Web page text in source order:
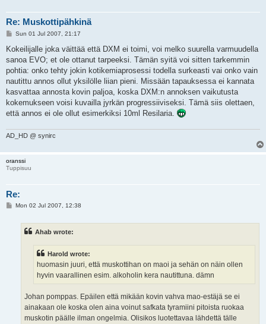
Re: Muskottipähkinä
P
s
Sun 01 Jul 2007, 21:17
Kokeilijalle joka väittää että DXM ei toimi, voi melko suurella varmuudella
sanoa EVO; et ole ottanut tarpeeksi. Tämän syitä voi sitten tarkemmin
pohtia: onko tehty jokin kotikemiaprosessi todella surkeasti vai onko vain
nautittu annos ollut yksilölle liian pieni. Missään tapauksessa ei kannata
kasvattaa annosta kovin paljoa, koska DXM:n annoksen vaikutusta
kokemukseen voisi kuvailla jyrkän progressiiviseksi. Tämä siis olettaen,
että annos ei ole ollut esimerkiksi 10ml Resilaria.
AD_HD @ synirc
oranssi
Tuppisuu
Re:
PMon 02 Jul 2007, 12:38
Ahab wrote:
Harold wrote:
huomasin juuri, että muskottihan on maoi ja sehän on näin ollen
hyvin vaarallinen esim. alkoholin kera nautittuna. dämn
Johan pomppas. Epäilen että mikään kovin vahva mao-estäjä se ei
ainakaan ole koska olen aina voinut safkata tyramiini pitoista ruokaa
muskotin päälle ilman ongelmia. Olisikos luotettavaa lähdettä tälle